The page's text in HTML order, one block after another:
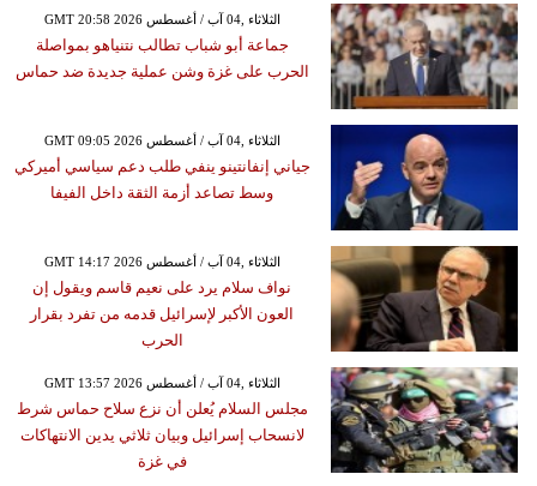
GMT 20:58 2026 الثلاثاء ,04 آب / أغسطس
جماعة أبو شباب تطالب نتنياهو بمواصلة
الحرب على غزة وشن عملية جديدة ضد حماس
GMT 09:05 2026 الثلاثاء ,04 آب / أغسطس
جياني إنفانتينو ينفي طلب دعم سياسي أميركي
وسط تصاعد أزمة الثقة داخل الفيفا
GMT 14:17 2026 الثلاثاء ,04 آب / أغسطس
نواف سلام يرد على نعيم قاسم ويقول إن
العون الأكبر لإسرائيل قدمه من تفرد بقرار
الحرب
GMT 13:57 2026 الثلاثاء ,04 آب / أغسطس
مجلس السلام يُعلن أن نزع سلاح حماس شرط
لانسحاب إسرائيل وبيان ثلاثي يدين الانتهاكات
في غزة